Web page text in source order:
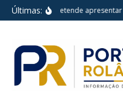
Ir para o conteúdo
Últimas:Lula pretende